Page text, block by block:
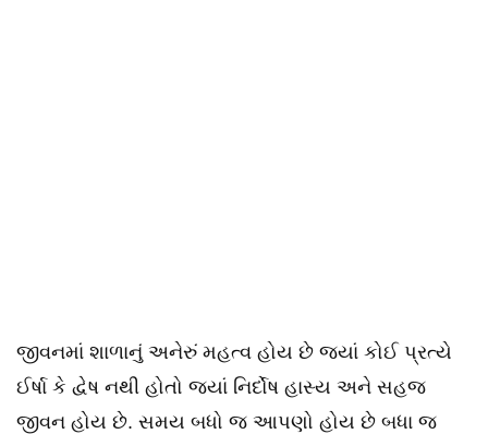
જીવનમાં શાળાનું અનેરું મહત્વ હોય છે જ્યાં કોઈ પ્રત્યે
ઈર્ષા કે દ્વેષ નથી હોતો જ્યાં નિર્દોષ હાસ્ય અને સહજ
જીવન હોય છે. સમય બધો જ આપણો હોય છે બધા જ